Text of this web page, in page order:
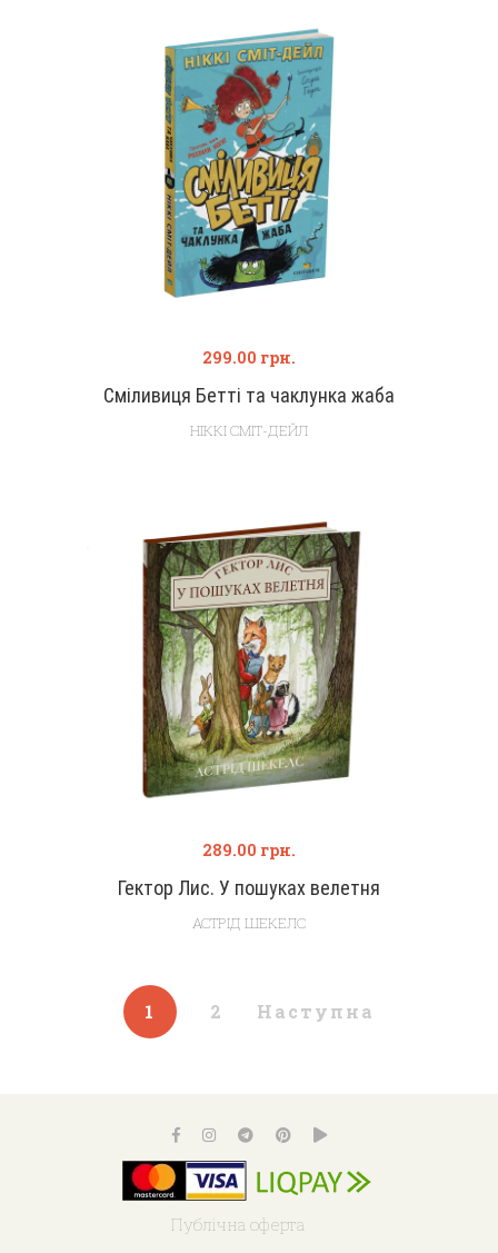
Сміливиця Бетті та чаклунка жаба
299.00 грн.
НІККІ СМІТ-ДЕЙЛ
Гектор Лис. У пошуках велетня
289.00 грн.
АСТРІД ШЕКЕЛС
1 2 Наступна
Публічна оферта